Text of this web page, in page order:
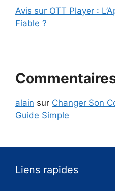
Avis sur OTT Player :
Fiable ?
alain sur Changer Son
Guide Simple
Liens rapides